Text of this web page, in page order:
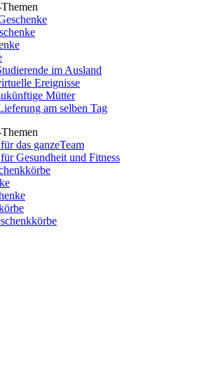
im Ausland
Ereignisse
Mütter
am selben Tag
das ganzeTeam
Gesundheit und Fitness